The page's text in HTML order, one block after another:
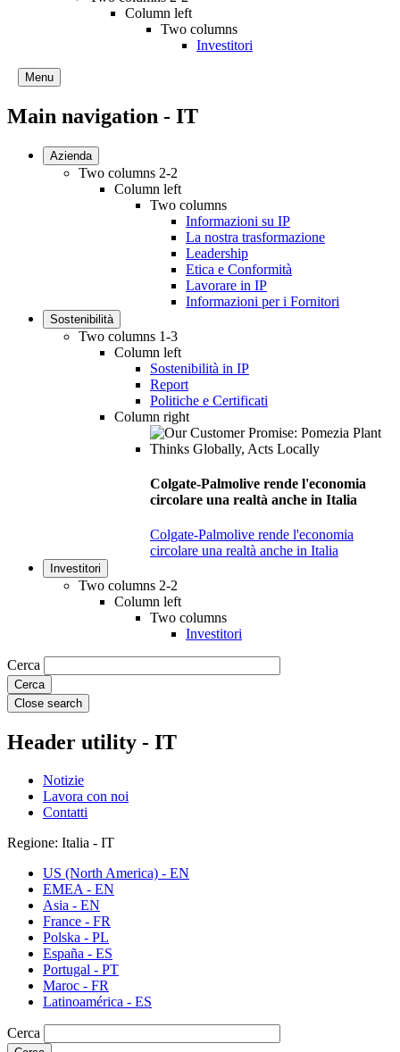
Column left
Two columns
Investitori
Menu
Main navigation - IT
Azienda
Two columns 2-2
Column left
Two columns
Informazioni su IP
La nostra trasformazione
Leadership
Etica e Conformità
Lavorare in IP
Informazioni per i Fornitori
Sostenibilità
Two columns 1-3
Column left
Sostenibilità in IP
Report
Politiche e Certificati
Column right
Colgate-Palmolive rende l'economia
circolare una realtà anche in Italia
Colgate-Palmolive rende l'economia
circolare una realtà anche in Italia
Investitori
Two columns 2-2
Column left
Two columns
Investitori
Cerca
Close search
Header utility - IT
Notizie
Lavora con noi
Contatti
Regione: Italia - IT
US (North America) - EN
EMEA - EN
Asia - EN
France - FR
Polska - PL
España - ES
Portugal - PT
Maroc - FR
Latinoamérica - ES
Cerca